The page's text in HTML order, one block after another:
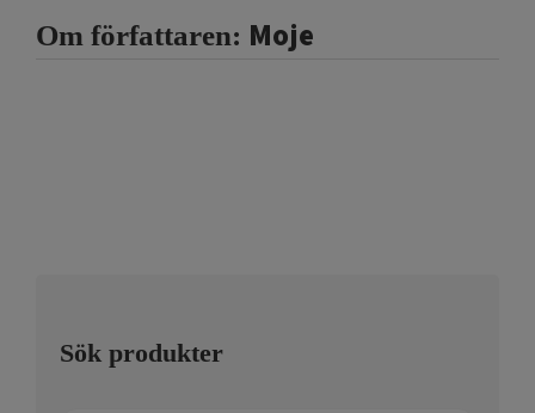
Om författaren: Moje
Sök produkter